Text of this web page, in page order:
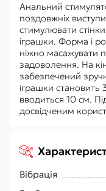
Анальний
поздовжніх
стимулювати
іграшки. Форма і
ніжно масажувати
задоволення. На
забезпечений
іграшки
вводиться 10 см.
досвідченим
Вібрація